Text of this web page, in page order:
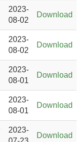
2023-
08-02
Download
2023-
08-02
Download
2023-
08-01
Download
2023-
08-01
Download
2023-
Download